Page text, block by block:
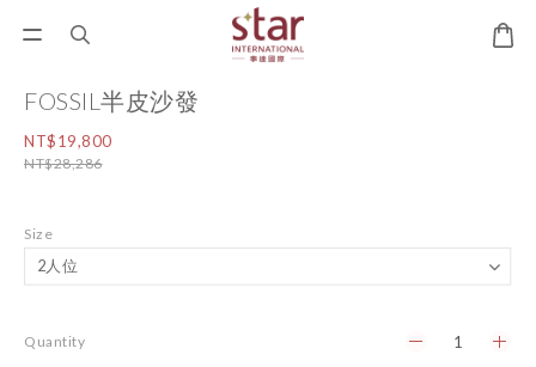
FOSSIL半皮沙發
NT$19,800
NT$28,286
Size
Quantity